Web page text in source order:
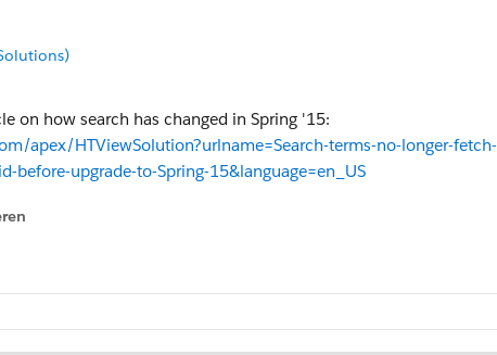
on how search has changed in Spring '15:
apex/HTViewSolution?urlname=Search-terms-no-longer-fetch-
before-upgrade-to-Spring-15&language=en_US